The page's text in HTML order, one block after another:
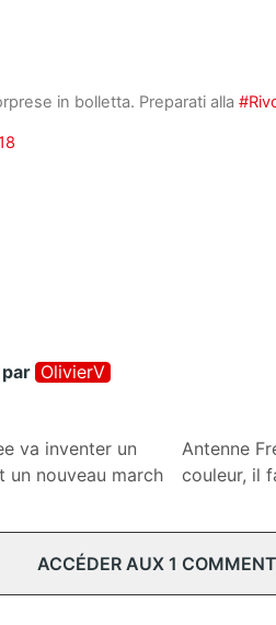
in bolletta. Preparati alla
par OlivierV
va inventer un
nouveau march
Antenne
couleur, il
ACCÉDER AUX 1